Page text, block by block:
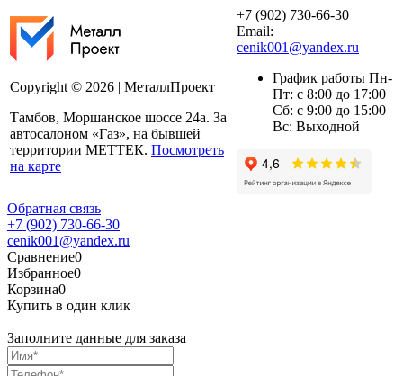
Copyright © 2026 | МеталлПроект
Тамбов, Моршанское шоссе 24а. За
автосалоном «Газ», на бывшей
территории МЕТТЕК. Посмотреть
на карте
+7 (902) 730-66-30
Email:
cenik001@yandex.ru
График работы Пн-
Пт: с 8:00 до 17:00
Сб: с 9:00 до 15:00
Вс: Выходной
Обратная связь
+7 (902) 730-66-30
cenik001@yandex.ru
Сравнение0
Избранное0
Корзина0
Купить в один клик
Заполните данные для заказа